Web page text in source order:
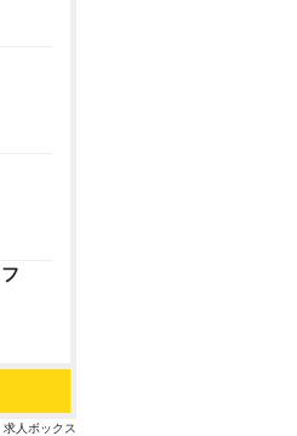
人ボックス